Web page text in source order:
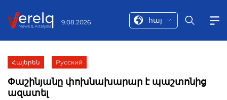
9.08.2026 հայ
Հայերեն Русский
Փաշինյանը փոխնախարար է պաշտոնից
ազատել